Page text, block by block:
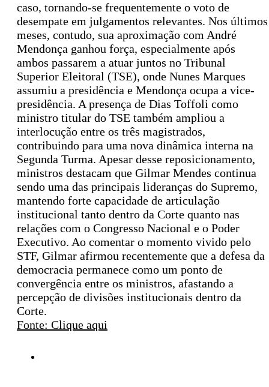
caso, tornando-se frequentemente o voto de
desempate em julgamentos relevantes. Nos últimos
meses, contudo, sua aproximação com André
Mendonça ganhou força, especialmente após
ambos passarem a atuar juntos no Tribunal
Superior Eleitoral (TSE), onde Nunes Marques
assumiu a presidência e Mendonça ocupa a vice-
presidência. A presença de Dias Toffoli como
ministro titular do TSE também ampliou a
interlocução entre os três magistrados,
contribuindo para uma nova dinâmica interna na
Segunda Turma. Apesar desse reposicionamento,
ministros destacam que Gilmar Mendes continua
sendo uma das principais lideranças do Supremo,
mantendo forte capacidade de articulação
institucional tanto dentro da Corte quanto nas
relações com o Congresso Nacional e o Poder
Executivo. Ao comentar o momento vivido pelo
STF, Gilmar afirmou recentemente que a defesa da
democracia permanece como um ponto de
convergência entre os ministros, afastando a
percepção de divisões institucionais dentro da
Corte.
Fonte: Clique aqui